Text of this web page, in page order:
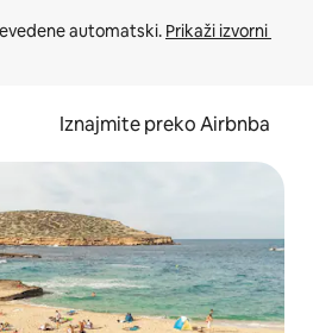
automatski. Prikaži izvorni
Iznajmite preko Airbnba